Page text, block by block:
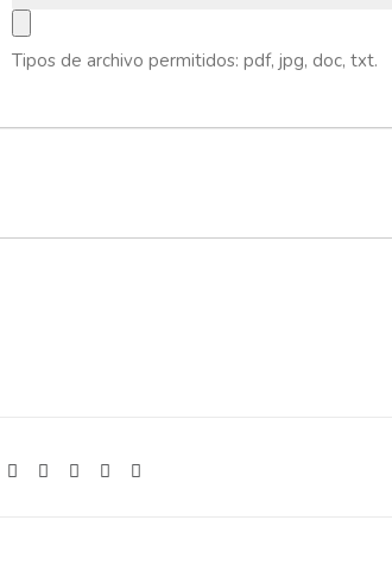
Tipos de archivo permitidos: pdf, jpg, doc, txt.